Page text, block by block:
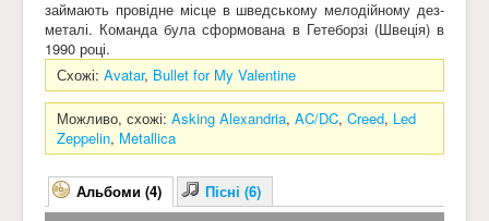
займають провідне місце в шведському мелодійному дез-
металі. Команда була сформована в Гетеборзі (Швеція) в
1990 році.
Схожі: Avatar, Bullet for My Valentine
Можливо, схожі: Asking Alexandria, AC/DC, Creed, Led
Zeppelin, Metallica
Альбоми (4) Пісні (6)